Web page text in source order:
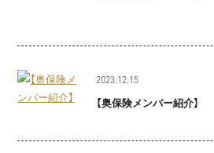
2023.12.15
【奥保険メンバー紹介】